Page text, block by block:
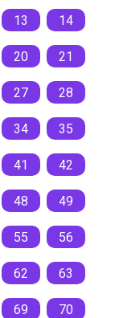
13 14
20 21
27 28
34 35
41 42
48 49
55 56
62 63
69 70